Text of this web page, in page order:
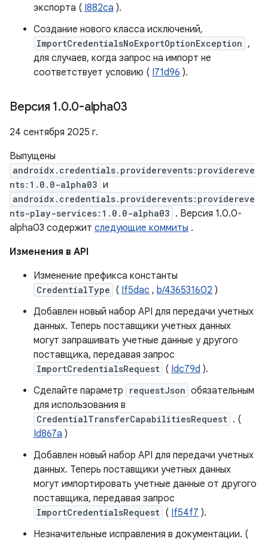
экспорта ( I882ca ).
Создание нового класса исключений,
ImportCredentialsNoExportOptionException ,
для случаев, когда запрос на импорт не
соответствует условию ( I71d96 ).
Версия 1.0.0-alpha03
24 сентября 2025 г.
Выпущены
androidx.credentials.providerevents:providereve
nts:1.0.0-alpha03 и
androidx.credentials.providerevents:providereve
nts-play-services:1.0.0-alpha03 . Версия 1.0.0-
alpha03 содержит следующие коммиты .
Изменения в API
Изменение префикса константы
CredentialType ( If5dac , b/436531602 )
Добавлен новый набор API для передачи учетных
данных. Теперь поставщики учетных данных
могут запрашивать учетные данные у другого
поставщика, передавая запрос
ImportCredentialsRequest ( Idc79d ).
Сделайте параметр
requestJson обязательным
для использования в
CredentialTransferCapabilitiesRequest . (
Id867a )
Добавлен новый набор API для передачи учетных
данных. Теперь поставщики учетных данных
могут импортировать учетные данные от другого
поставщика, передавая запрос
ImportCredentialsRequest ( If54f7 ).
Незначительные исправления в документации. (